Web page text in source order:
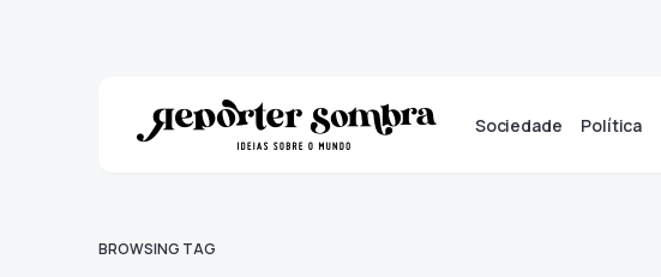
Sociedade Política
BROWSING TAG